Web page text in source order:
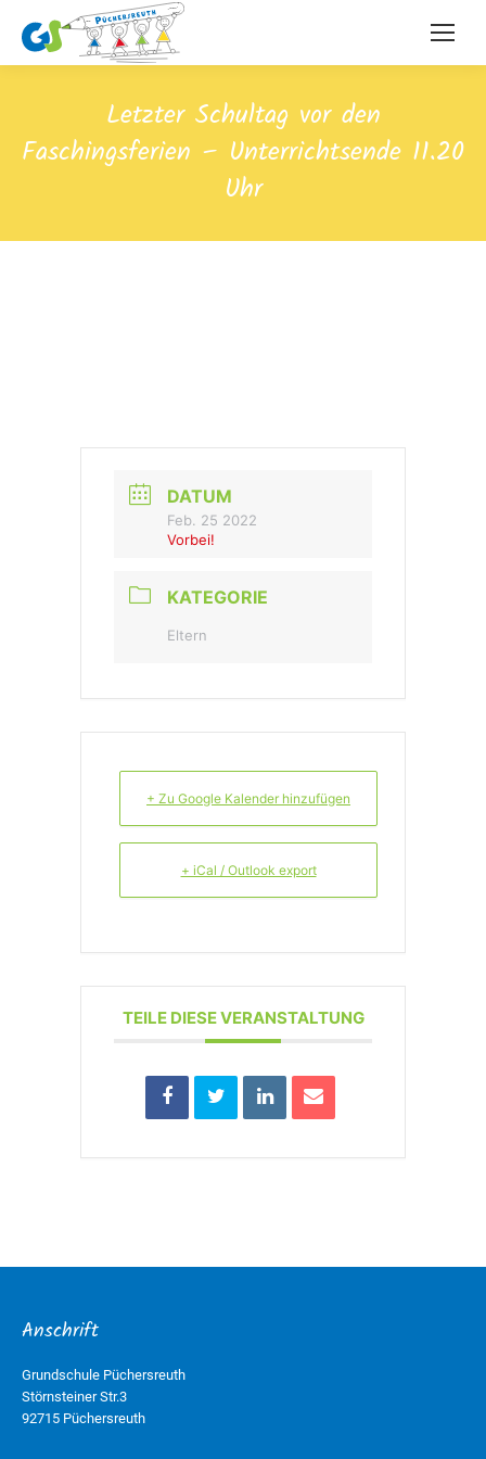
Letzter Schultag vor den
Faschingsferien – Unterrichtsende 11.20
Uhr
DATUM
Feb. 25 2022
Vorbei!
KATEGORIE
Eltern
+ Zu Google Kalender hinzufügen
+ iCal / Outlook export
TEILE DIESE VERANSTALTUNG
Anschrift
Grundschule Püchersreuth
Störnsteiner Str.3
92715 Püchersreuth